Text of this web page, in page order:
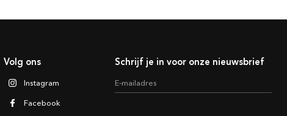
Schrijf je in voor onze nieuwsbrief
E-mailadres
Volg ons
Instagram
Facebook